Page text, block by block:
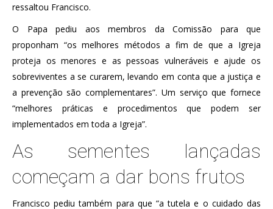
ressaltou Francisco.
O Papa pediu aos membros da Comissão para que
proponham “os melhores métodos a fim de que a Igreja
proteja os menores e as pessoas vulneráveis ​​e ajude os
sobreviventes a se curarem, levando em conta que a justiça e
a prevenção são complementares”. Um serviço que fornece
“melhores práticas e procedimentos que podem ser
implementados em toda a Igreja”.
As sementes lançadas
começam a dar bons frutos
Francisco pediu também para que “a tutela e o cuidado das